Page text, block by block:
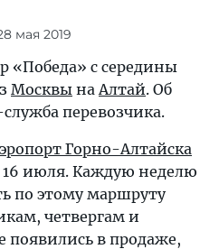
мая 2019
«Победа» с середины
Москвы наАлтай. Об
перевозчика.
Горно-Алтайска
16 июля. Каждую неделю
по этому маршруту
четвергам и
появились в продаже,